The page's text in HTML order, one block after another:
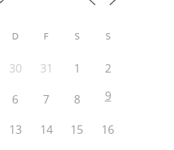
D F S S
30 31 1
2
6 7 8 9
13 14 15 16